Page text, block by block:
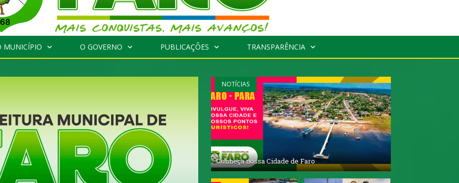
MUNICÍPIO O GOVERNO PUBLICAÇÕES TRANSPARÊNCIA
NOTÍCIAS
Conheça nossa Cidade de Faro